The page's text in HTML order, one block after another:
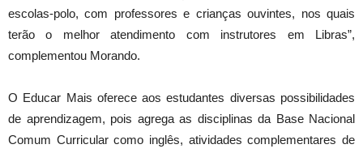
escolas-polo, com professores e crianças ouvintes, nos quais
terão o melhor atendimento com instrutores em Libras”,
complementou Morando.
O Educar Mais oferece aos estudantes diversas possibilidades
de aprendizagem, pois agrega as disciplinas da Base Nacional
Comum Curricular como inglês, atividades complementares de